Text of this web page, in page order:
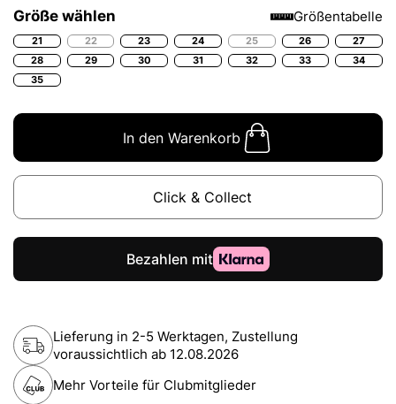
Größe wählen Größentabelle
21 22 23 24 25 26
27
28
29 30 31 32 33
34
35
In den Warenkorb
Click & Collect
Lieferung in 2-5 Werktagen, Zustellung
voraussichtlich ab 12.08.2026
Mehr Vorteile für Clubmitglieder